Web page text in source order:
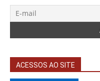
ACESSOS AO SITE